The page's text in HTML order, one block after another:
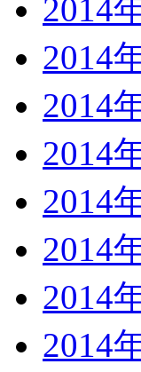
2014
2014
2014
2014
2014
2014
2014
2014